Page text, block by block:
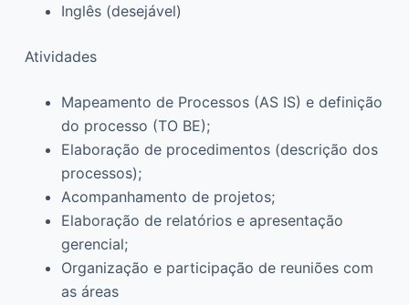
Inglês (desejável)
Atividades
Mapeamento de Processos (AS IS) e definição
do processo (TO BE);
Elaboração de procedimentos (descrição dos
processos);
Acompanhamento de projetos;
Elaboração de relatórios e apresentação
gerencial;
Organização e participação de reuniões com
as áreas